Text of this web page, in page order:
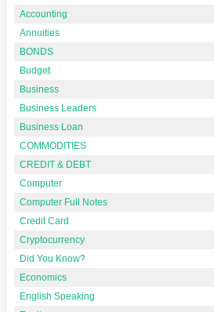
Accounting
Annuities
BONDS
Budget
Business
Business Leaders
Business Loan
COMMODITIES
CREDIT & DEBT
Computer
Computer Full Notes
Credit Card
Cryptocurrency
Did You Know?
Economics
English Speaking